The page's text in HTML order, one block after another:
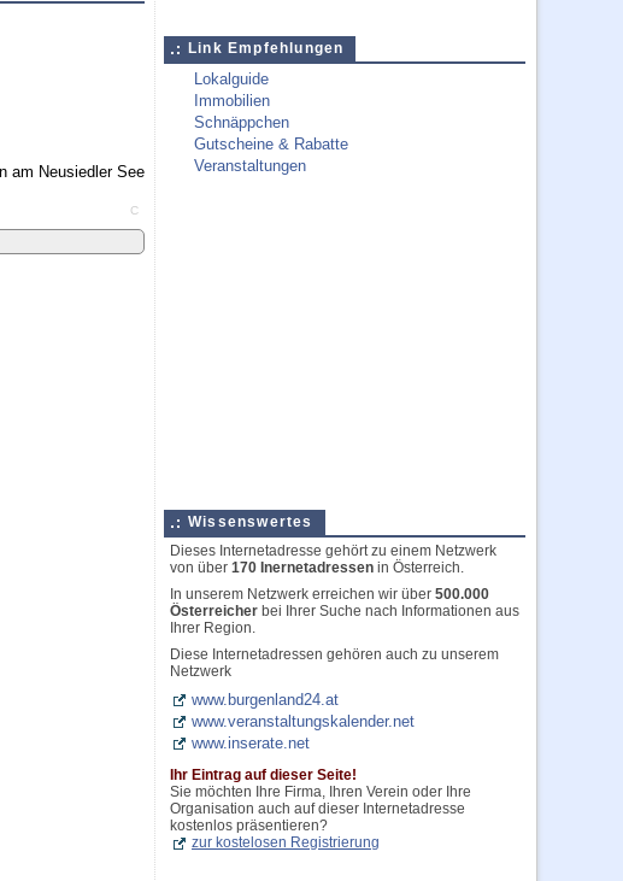
C
Link Empfehlungen
Lokalguide
Immobilien
Schnäppchen
Gutscheine & Rabatte
Veranstaltungen
Wissenswertes
Dieses Internetadresse gehört zu einem Netzwerk
von über 170 Inernetadressen in Österreich.
In unserem Netzwerk erreichen wir über 500.000
Österreicher bei Ihrer Suche nach Informationen aus
Ihrer Region.
Diese Internetadressen gehören auch zu unserem
Netzwerk
www.burgenland24.at
www.veranstaltungskalender.net
www.inserate.net
Ihr Eintrag auf dieser Seite!
Sie möchten Ihre Firma, Ihren Verein oder Ihre
Organisation auch auf dieser Internetadresse
kostenlos präsentieren?
zur kostelosen Registrierung